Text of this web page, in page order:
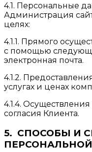
4.1. Персональные
Администрация
целях:
4.1.1. Прямого
с помощью
электронная почта.
4.1.2.
услугах и ценах
4.1.4.
согласия Клиента.
5. СПОСОБЫ И